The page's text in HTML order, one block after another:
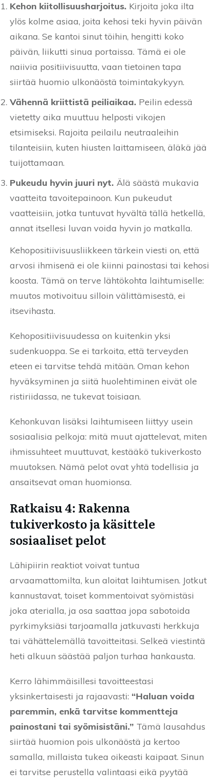
Kehon kiitollisuusharjoitus. Kirjoita joka ilta
ylös kolme asiaa, joita kehosi teki hyvin päivän
aikana. Se kantoi sinut töihin, hengitti koko
päivän, liikutti sinua portaissa. Tämä ei ole
naiivia positiivisuutta, vaan tietoinen tapa
siirtää huomio ulkonäöstä toimintakykyyn.
Vähennä kriittistä peiliaikaa. Peilin edessä
vietetty aika muuttuu helposti vikojen
etsimiseksi. Rajoita peilailu neutraaleihin
tilanteisiin, kuten hiusten laittamiseen, äläkä jää
tuijottamaan.
Pukeudu hyvin juuri nyt. Älä säästä mukavia
vaatteita tavoitepainoon. Kun pukeudut
vaatteisiin, jotka tuntuvat hyvältä tällä hetkellä,
annat itsellesi luvan voida hyvin jo matkalla.
Kehopositiivisuusliikkeen tärkein viesti on, että
arvosi ihmisenä ei ole kiinni painostasi tai kehosi
koosta. Tämä on terve lähtökohta laihtumiselle:
muutos motivoituu silloin välittämisestä, ei
itsevihasta.
Kehopositiivisuudessa on kuitenkin yksi
sudenkuoppa. Se ei tarkoita, että terveyden
eteen ei tarvitse tehdä mitään. Oman kehon
hyväksyminen ja siitä huolehtiminen eivät ole
ristiriidassa, ne tukevat toisiaan.
Kehonkuvan lisäksi laihtumiseen liittyy usein
sosiaalisia pelkoja: mitä muut ajattelevat, miten
ihmissuhteet muuttuvat, kestääkö tukiverkosto
muutoksen. Nämä pelot ovat yhtä todellisia ja
ansaitsevat oman huomionsa.
Ratkaisu 4: Rakenna
tukiverkosto ja käsittele
sosiaaliset pelot
Lähipiirin reaktiot voivat tuntua
arvaamattomilta, kun aloitat laihtumisen. Jotkut
kannustavat, toiset kommentoivat syömistäsi
joka aterialla, ja osa saattaa jopa sabotoida
pyrkimyksiäsi tarjoamalla jatkuvasti herkkuja
tai vähättelemällä tavoitteitasi. Selkeä viestintä
heti alkuun säästää paljon turhaa hankausta.
Kerro lähimmäisillesi tavoitteestasi
yksinkertaisesti ja rajaavasti: “Haluan voida
paremmin, enkä tarvitse kommentteja
painostani tai syömisistäni.” Tämä lausahdus
siirtää huomion pois ulkonäöstä ja kertoo
samalla, millaista tukea oikeasti kaipaat. Sinun
ei tarvitse perustella valintaasi eikä pyytää